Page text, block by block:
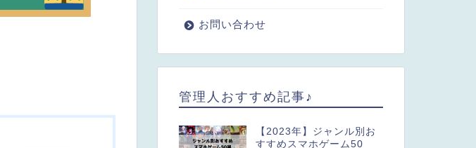
お問い合わせ
管理人おすすめ記事♪
【2023年】ジャンル別お
すすめスマホゲーム50